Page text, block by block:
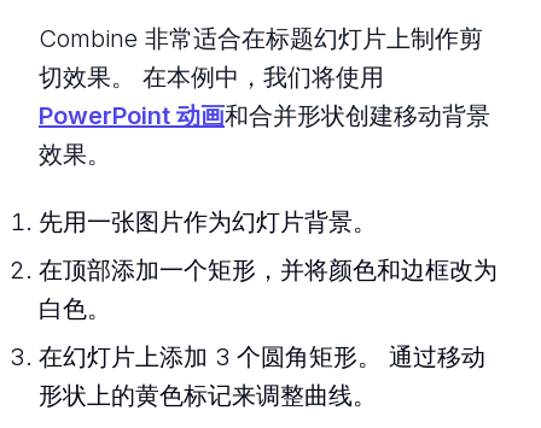
Combine 非常适合在标题幻灯片上制作剪
切效果。 在本例中，我们将使用
PowerPoint 动画和合并形状创建移动背景
效果。
先用一张图片作为幻灯片背景。
在顶部添加一个矩形，并将颜色和边框改为
白色。
在幻灯片上添加 3 个圆角矩形。 通过移动
形状上的黄色标记来调整曲线。